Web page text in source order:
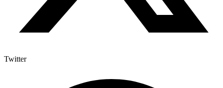
Twitter